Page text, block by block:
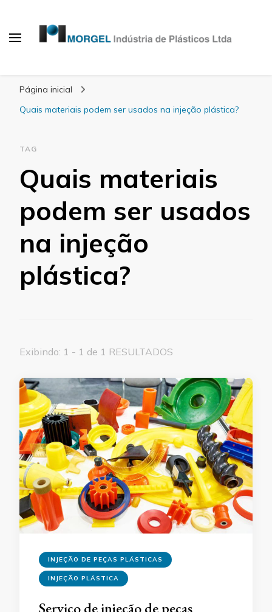
Página inicial
Quais materiais podem ser usados na injeção plástica?
TAG
Quais materiais
podem ser usados
na injeção
plástica?
Exibindo: 1 - 1 de 1 RESULTADOS
INJEÇÃO DE PEÇAS PLÁSTICAS
INJEÇÃO PLÁSTICA
Serviço de injeção de peças